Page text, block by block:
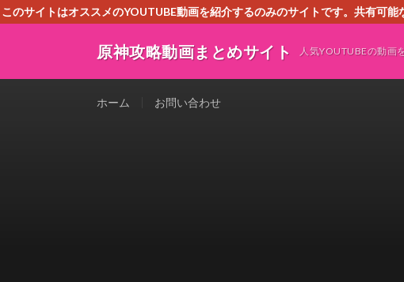
このサイトはオススメのYOUTUBE動画を紹介するのみのサイトです。共有可
原神攻略動画まとめサイト 人気YOUTUBEの動画
ホーム お問い合わせ